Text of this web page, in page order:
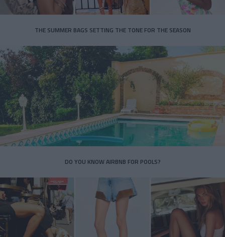
THE SUMMER BAGS SETTING THE TONE FOR THE SEASON
DO YOU KNOW AIRBNB FOR POOLS?